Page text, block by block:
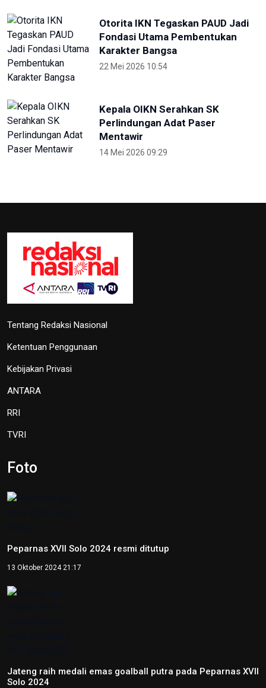
Otorita IKN Tegaskan PAUD Jadi
Fondasi Utama Pembentukan
Karakter Bangsa
22 Mei 2026 10:54
Kepala OIKN Serahkan SK
Perlindungan Adat Paser
Mentawir
14 Mei 2026 09:29
Tentang Redaksi Nasional
Ketentuan Penggunaan
Kebijakan Privasi
ANTARA
RRI
TVRI
Foto
Peparnas XVII Solo 2024 resmi ditutup
13 Oktober 2024 21:17
Jateng raih medali emas goalball putra pada Peparnas XVII
Solo 2024